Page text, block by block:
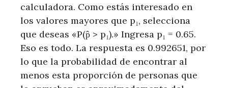
calculadora. Como estás interesado en
los valores mayores que p₁, selecciona
que deseas «P(p̂ > p₁).» Ingresa p₁ = 0.65.
Eso es todo. La respuesta es 0.992651, por
lo que la probabilidad de encontrar al
menos esta proporción de personas que